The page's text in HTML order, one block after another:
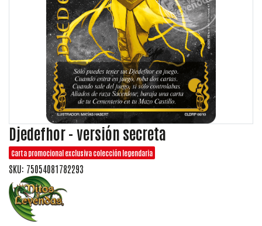
Djedefhor - versión secreta
Carta promocional exclusiva colección legendaria
SKU: 75054081782293